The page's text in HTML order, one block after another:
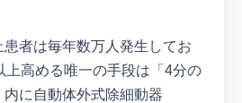
者は毎年数万人発生してお
上高める唯一の手段は「4分の
に自動体外式除細動器